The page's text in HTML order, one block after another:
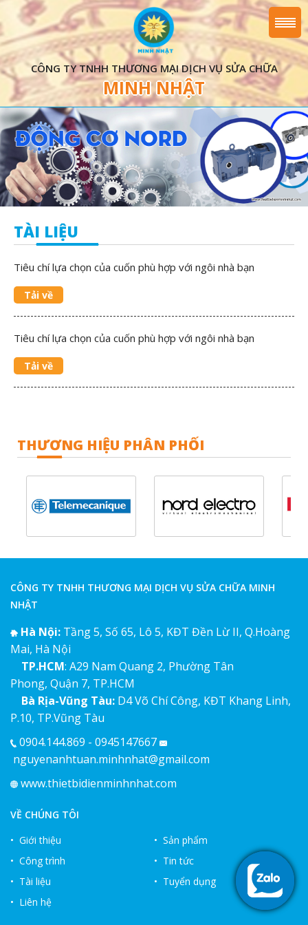
CÔNG TY TNHH THƯƠNG MẠI DỊCH VỤ SỬA CHỮA
MINH NHẬT
TÀI LIỆU
Tiêu chí lựa chọn của cuốn phù hợp với ngôi nhà bạn
Tải về
Tiêu chí lựa chọn của cuốn phù hợp với ngôi nhà bạn
Tải về
THƯƠNG HIỆU PHÂN PHỐI
CÔNG TY TNHH THƯƠNG MẠI DỊCH VỤ SỬA CHỮA MINH
NHẬT
Hà Nội: Tầng 5, Số 65, Lô 5, KĐT Đền Lừ II, Q.Hoàng
Mai, Hà Nội
TP.HCM: A29 Nam Quang 2, Phường Tân
Phong, Quận 7, TP.HCM
Bà Rịa-Vũng Tàu: D4 Võ Chí Công, KĐT Khang Linh,
P.10, TP.Vũng Tàu
0904.144.869 - 0945147667
nguyenanhtuan.minhnhat@gmail.com
www.thietbidienminhnhat.com
VỀ CHÚNG TÔI
• Giới thiệu
• Sản phẩm
• Công trình
• Tin tức
• Tài liệu
• Tuyển dụng
• Liên hệ